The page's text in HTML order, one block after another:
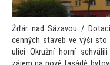
Žďár nad Sázavou /
cenných staveb ve výši sto
ulici Okružní horní